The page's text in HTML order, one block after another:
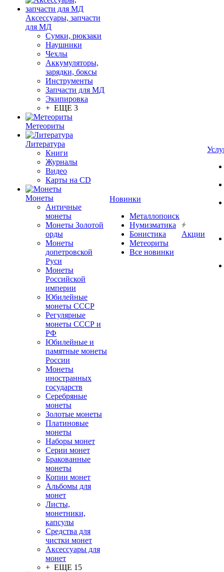
Аксессуары, запчасти
для МД
Сумки, рюкзаки
Наушники
Чехлы
Аккумуляторы,
зарядки, боксы
Инструменты
Запчасти для МД
Экипировка
+ ЕЩЕ 3
Метеориты
Литература
Книги
Журналы
Видео
Карты на CD
Монеты
Античные
монеты
Монеты Золотой
орды
Монеты
допетровской
Руси
Монеты
Российской
империи
Юбилейные
монеты СССР
Регулярные
монеты СССР и
РФ
Юбилейные и
памятные монеты
России
Монеты
иностранных
государств
Серебряные
монеты
Золотые монеты
Платиновые
монеты
Наборы монет
Серии монет
Бракованные
монеты
Копии монет
Альбомы для
монет
Листы,
монетники,
капсулы
Средства для
чистки монет
Аксессуары для
монет
+ ЕЩЕ 15
Новинки
Металлопоиск
Нумизматика
Бонистика
Метеориты
Все новинки
Акции